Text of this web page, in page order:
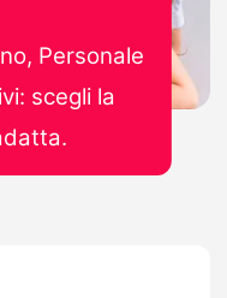
Personale
scegli la